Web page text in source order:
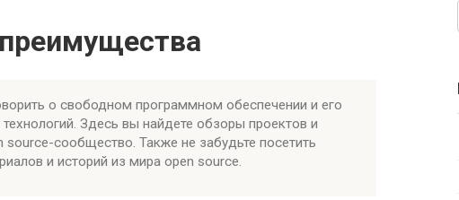
о свободном программном обеспечении и его
Здесь вы найдете обзоры проектов и
source-сообщество. Также не забудьте посетить
и историй из мира open source.